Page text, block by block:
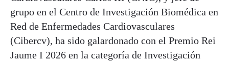
grupo en el Centro de Investigación Biomédica en
Red de Enfermedades Cardiovasculares
(Cibercv), ha sido galardonado con el Premio Rei
Jaume I 2026 en la categoría de Investigación